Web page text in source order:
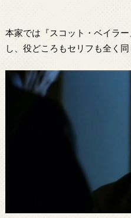
本家では『スコット・ベイラ
し、役どころもセリフも全く同